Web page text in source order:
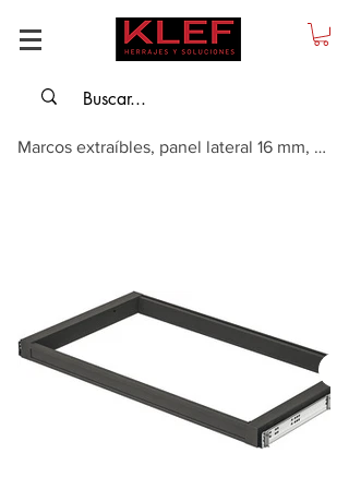
Marcos extraíbles, panel lateral 16 mm, Ancho 526 mm, gris umbra.